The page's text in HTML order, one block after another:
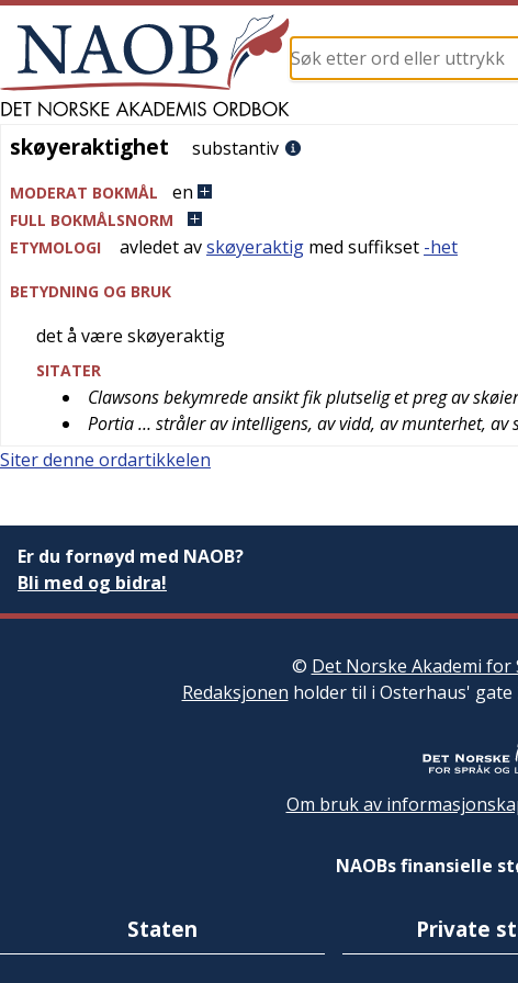
skøyeraktighet
skøyeraktighet substantiv
MODERAT BOKMÅL en
FULL BOKMÅLSNORM
ETYMOLOGI
avledet avskøyeraktig med suffikset -het
BETYDNING OG BRUK
det å være skøyeraktig
SITATER
Clawsons bekymrede ansikt fik plutselig et preg av
Portia … stråler av intelligens, av vidd, av munterhet, av
Siter denne ordartikkelen
Er du fornøyd med NAOB?
Bli med og bidra!
© Det Norske Akademi
Redaksjonen holder til i Osterhaus' gate
Om bruk av
NAOBs finansielle
Staten Private